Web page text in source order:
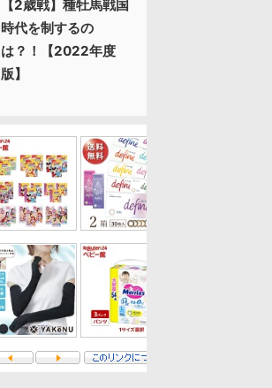
【2歳戦】種牡馬戦国
時代を制するの
は？！【2022年度
版】